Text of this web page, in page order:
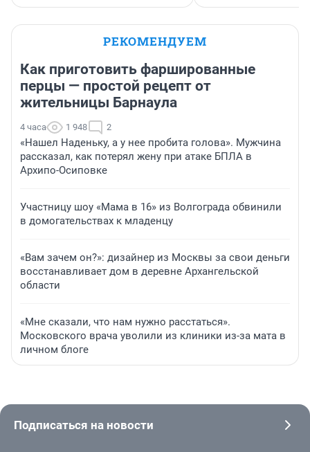
РЕКОМЕНДУЕМ
Как приготовить фаршированные
перцы — простой рецепт от
жительницы Барнаула
4 часа 1 948 2
«Нашел Наденьку, а у нее пробита голова». Мужчина
рассказал, как потерял жену при атаке БПЛА в
Архипо-Осиповке
Участницу шоу «Мама в 16» из Волгограда обвинили
в домогательствах к младенцу
«Вам зачем он?»: дизайнер из Москвы за свои деньги
восстанавливает дом в деревне Архангельской
области
«Мне сказали, что нам нужно расстаться».
Московского врача уволили из клиники из-за мата в
личном блоге
Подписаться на новости